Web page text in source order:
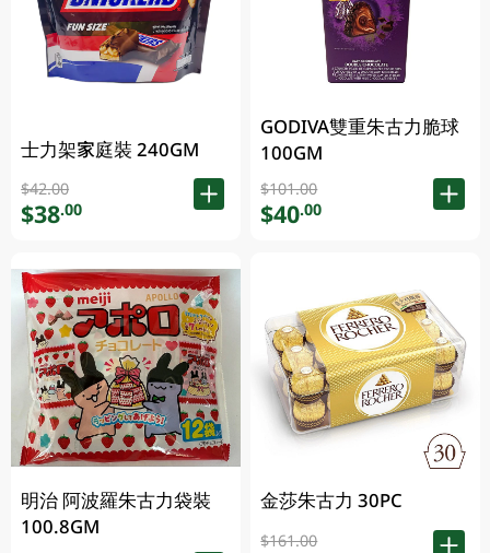
士力架家庭裝 240GM
$42.00
$38.00
明治 阿波羅朱古力袋裝
100.8GM
GODIVA雙重朱古力脆球
100GM
$101.00
$40.00
金莎朱古力 30PC
$161.00